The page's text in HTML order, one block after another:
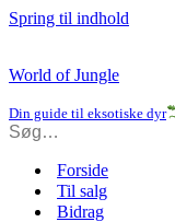
Spring til indhold
World of Jungle
Din guide til eksotiske dyr
Forside
Til salg
Bidrag